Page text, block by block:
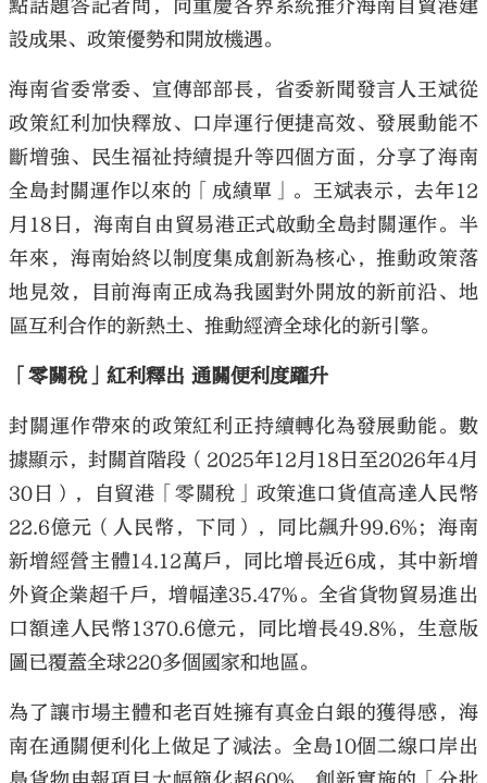
點話題答記者問，向重慶各界系統推介海南自貿港建
設成果、政策優勢和開放機遇。
海南省委常委、宣傳部部長，省委新聞發言人王斌從
政策紅利加快釋放、口岸運行便捷高效、發展動能不
斷增強、民生福祉持續提升等四個方面，分享了海南
全島封關運作以來的「成績單」。王斌表示，去年12
月18日，海南自由貿易港正式啟動全島封關運作。半
年來，海南始終以制度集成創新為核心，推動政策落
地見效，目前海南正成為我國對外開放的新前沿、地
區互利合作的新熱土、推動經濟全球化的新引擎。
「零關稅」紅利釋出 通關便利度躍升
封關運作帶來的政策紅利正持續轉化為發展動能。數
據顯示，封關首階段（2025年12月18日至2026年4月
30日），自貿港「零關稅」政策進口貨值高達人民幣
22.6億元（人民幣，下同），同比飆升99.6%；海南
新增經營主體14.12萬戶，同比增長近6成，其中新增
外資企業超千戶，增幅達35.47%。全省貨物貿易進出
口額達人民幣1370.6億元，同比增長49.8%，生意版
圖已覆蓋全球220多個國家和地區。
為了讓市場主體和老百姓擁有真金白銀的獲得感，海
南在通關便利化上做足了減法。全島10個二線口岸出